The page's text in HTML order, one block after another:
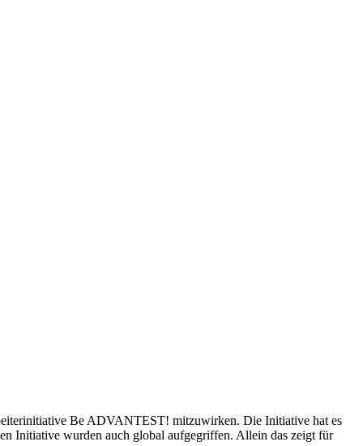
Be ADVANTEST! mitzuwirken. Die Initiative hat es
Initiative wurden auch global aufgegriffen. Allein das zeigt für